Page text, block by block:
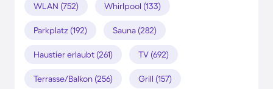
WLAN (752) Whirlpool (133)
Parkplatz (192) Sauna (282)
Haustier erlaubt (261) TV (692)
Terrasse/Balkon (256) Grill (157)